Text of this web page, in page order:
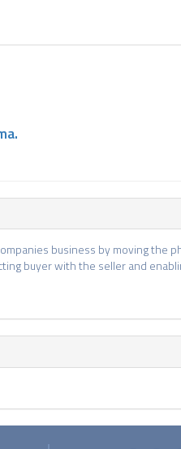
business by moving the
buyer with the seller and